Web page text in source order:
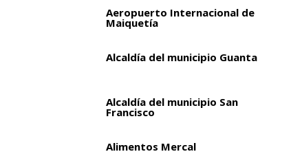
Aeropuerto Internacional de
Maiquetía
Alcaldía del municipio Guanta
Alcaldía del municipio San
Francisco
Alimentos Mercal